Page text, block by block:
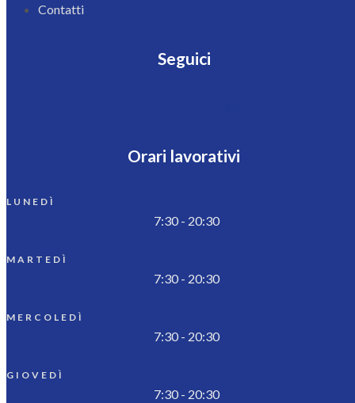
Contatti
Seguici
Orari lavorativi
LUNEDÌ
7:30 - 20:30
MARTEDÌ
7:30 - 20:30
MERCOLEDÌ
7:30 - 20:30
GIOVEDÌ
7:30 - 20:30